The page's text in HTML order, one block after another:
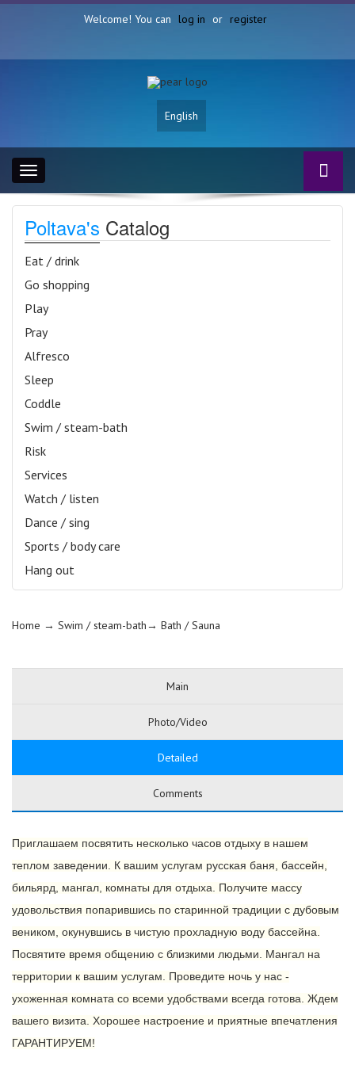
Welcome! You can log in or register
English
Toggle
navigation
Poltava's Catalog
Eat / drink
Go shopping
Play
Pray
Alfresco
Sleep
Coddle
Swim / steam-bath
Risk
Services
Watch / listen
Dance / sing
Sports / body care
Hang out
Home → Swim / steam-bath→ Bath / Sauna
Main
Photo/Video
Detailed
Comments
Приглашаем посвятить несколько часов отдыху в нашем
теплом заведении. К вашим услугам русская баня, бассейн,
бильярд, мангал, комнаты для отдыха. Получите массу
удовольствия попарившись по старинной традиции с дубовым
веником, окунувшись в чистую прохладную воду бассейна.
Посвятите время общению с близкими людьми. Мангал на
территории к вашим услугам. Проведите ночь у нас -
ухоженная комната со всеми удобствами всегда готова. Ждем
вашего визита. Хорошее настроение и приятные впечатления
ГАРАНТИРУЕМ!